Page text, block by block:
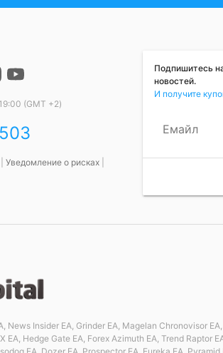
(GMT +2)
Уведомление о рисках|
Подпишитесь
новостей.
И получите
Емайл
News Insider EA, Grinder EA, Magelan Chronovisor
EA, Hedge Gate EA, Forex Azimuth EA, Trend Raptor